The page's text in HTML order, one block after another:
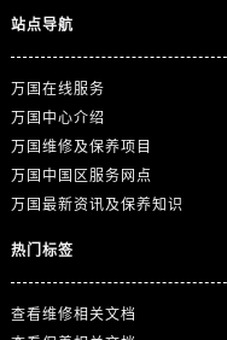
站点导航
万国在线服务
万国中心介绍
万国维修及保养项目
万国中国区服务网点
万国最新资讯及保养知识
热门标签
查看维修相关文档